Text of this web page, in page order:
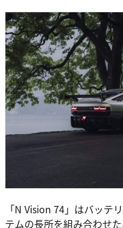
「N Vision 74」はバッテ
テムの長所を組み合わせ